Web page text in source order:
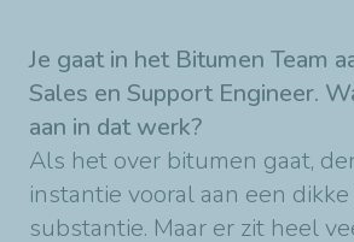
Je gaat in het Bitumen Team
Sales en Support Engineer.
aan in dat werk?
Als het over bitumen gaat,
instantie vooral aan een
substantie. Maar er zit heel